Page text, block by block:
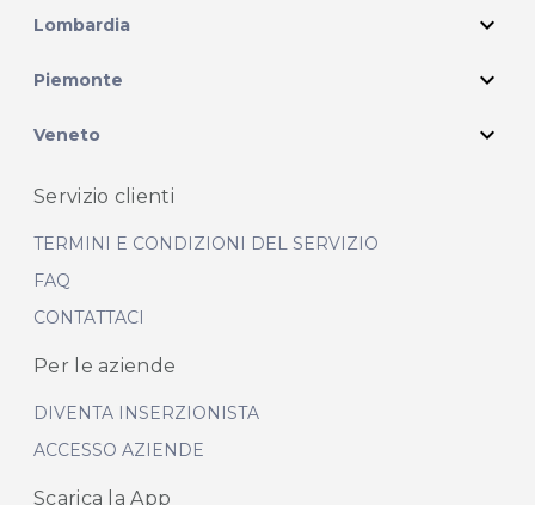
Lombardia expand_more
Piemonte expand_more
Veneto expand_more
Servizio clienti
TERMINI E CONDIZIONI DEL SERVIZIO
FAQ
CONTATTACI
Per le aziende
DIVENTA INSERZIONISTA
ACCESSO AZIENDE
Scarica la App